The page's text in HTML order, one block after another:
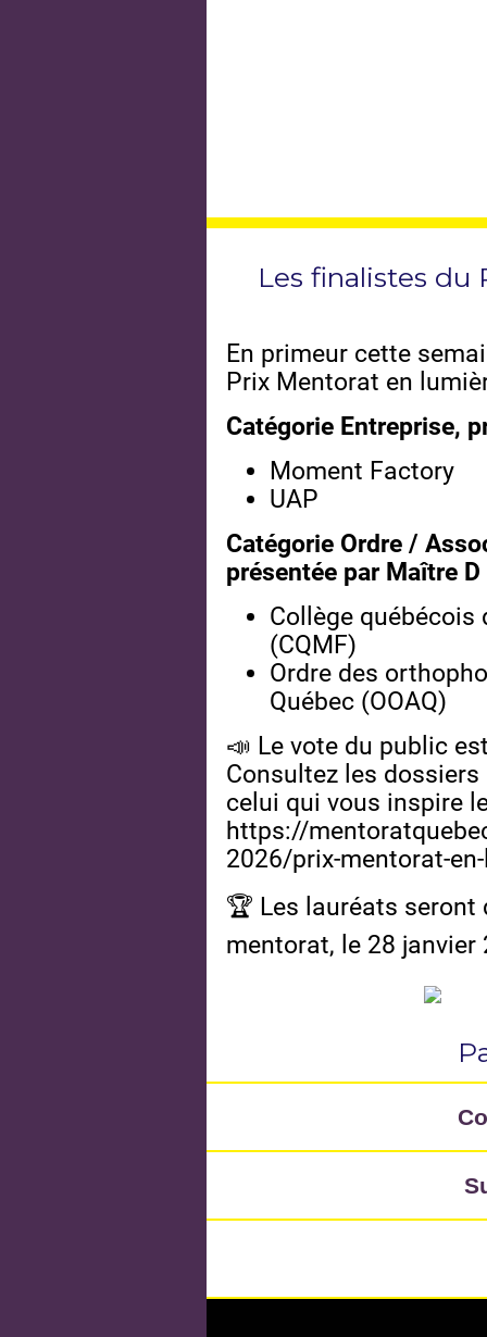
Les finalistes du
En primeur cette
Prix Mentorat en
Catégorie Entreprise,
Moment Factory
UAP
Catégorie Ordre /
présentée par Maître D
Collège
(CQMF)
Ordre des
Québec (OOAQ)
📣 Le vote du public
Consultez les
celui qui vous inspire
https://
2026/prix-mentorat-
🏆 Les lauréats seront
mentorat, le 28 janvier